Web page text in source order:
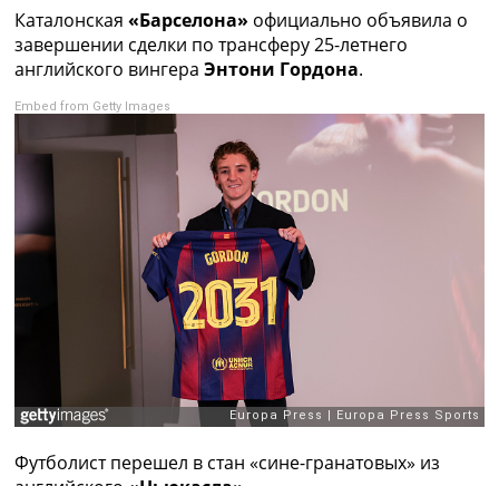
Таблицы групп Чемпионата Мира
Украина. Премьер-Лига
Украина. Первая Лига
Лига Чемпионов. Таблицы групп
Англия. Премьер-Лига
Испания. Ла Лига
Все таблицы >>>
Рейтинги
Рейтинг стран УЕФА
Рейтинг клубов УЕФА
Рейтинг ФИФА
ТВ программа
Новости футбола
Каталонская «Барселона» официально объявила о
завершении сделки по трансферу 25-летнего
английского вингера Энтони Гордона.
Embed from Getty Images
Футболист перешел в стан «сине-гранатовых» из